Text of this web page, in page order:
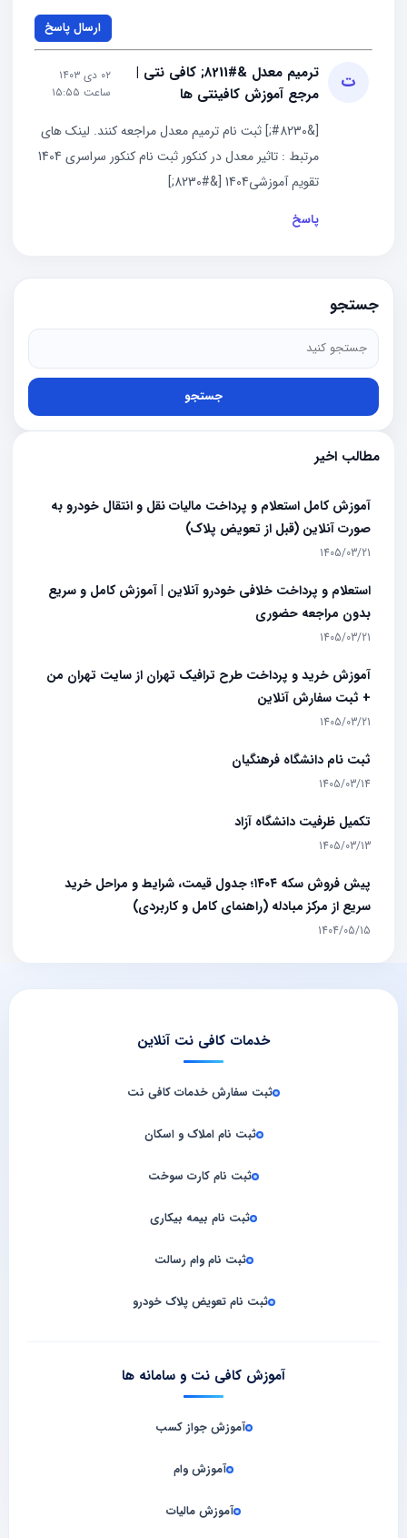
ارسال پاسخ
ت
ترمیم معدل &#8211; کافی‌ نتی |
مرجع آموزش کافینتی ها
۰۲ دی ۱۴۰۳
ساعت ۱۵:۵۵
[&#8230;] ثبت نام ترمیم معدل مراجعه کنند. لینک های
مرتبط : تاثیر معدل در کنکور ثبت نام کنکور سراسری 1404
تقویم آموزشی1404 [&#8230;]
پاسخ
جستجو
جستجو
مطالب اخیر
آموزش کامل استعلام و پرداخت مالیات نقل و انتقال خودرو به
صورت آنلاین (قبل از تعویض پلاک)
1405/03/21
استعلام و پرداخت خلافی خودرو آنلاین | آموزش کامل و سریع
بدون مراجعه حضوری
1405/03/21
آموزش خرید و پرداخت طرح ترافیک تهران از سایت تهران من
+ ثبت سفارش آنلاین
1405/03/21
ثبت نام دانشگاه فرهنگیان
1405/03/14
تکمیل ظرفیت دانشگاه آزاد
1405/03/13
پیش فروش سکه ۱۴۰۴؛ جدول قیمت، شرایط و مراحل خرید
سریع از مرکز مبادله (راهنمای کامل و کاربردی)
1404/05/15
خدمات کافی نت آنلاین
ثبت سفارش خدمات کافی‌ نت
ثبت نام املاک و اسکان
ثبت نام کارت سوخت
ثبت نام بیمه بیکاری
ثبت نام وام رسالت
ثبت نام تعویض پلاک خودرو
آموزش کافی نت و سامانه‌ ها
آموزش جواز کسب
آموزش وام
آموزش مالیات